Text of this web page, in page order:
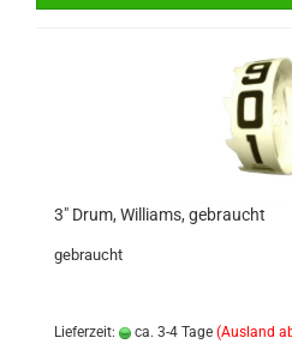
3" Drum, Williams, gebraucht
gebraucht
Lieferzeit: ca. 3-4 Tage (Ausland